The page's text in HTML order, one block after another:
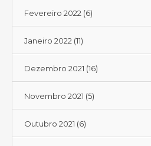
Fevereiro 2022 (6)
Janeiro 2022 (11)
Dezembro 2021 (16)
Novembro 2021 (5)
Outubro 2021 (6)